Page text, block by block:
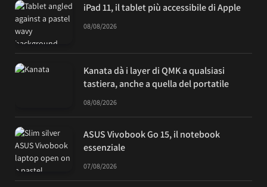
iPad 11, il tablet più accessibile di Apple
08/08/2026
Kanata dà i layer di QMK a qualsiasi
tastiera, anche a quella del portatile
08/08/2026
ASUS Vivobook Go 15, il notebook
essenziale
07/08/2026